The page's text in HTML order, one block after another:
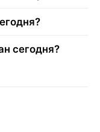
сегодня?